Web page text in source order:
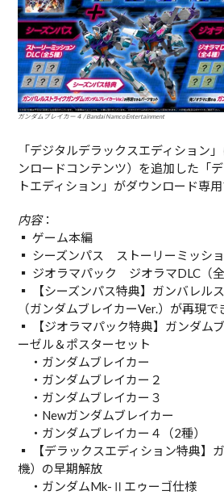
ガンダムブレイカー４ / Bandai Namco Entertainment
「デジタルデラックスエディション
ンロードコンテンツ）を追加した「
トエディション」がダウンロード専用
内容：
▪︎ ゲーム本編
▪︎ シーズンパス ストーリーミッショ
▪︎ ジオラマパック ジオラマDLC（全
▪︎ 【シーズンパス特典】ガンバレル
（ガンダムブレイカーVer.）が再現
▪︎ 【ジオラマパック特典】ガンダム
ーゼル＆ポスターセット
・ガンダムブレイカー
・ガンダムブレイカー２
・ガンダムブレイカー３
・Newガンダムブレイカー
・ガンダムブレイカー４（2種）
▪︎ 【デラックスエディション特典】
機）の早期解放
・ガンダムMk-Ⅱエゥーゴ仕様